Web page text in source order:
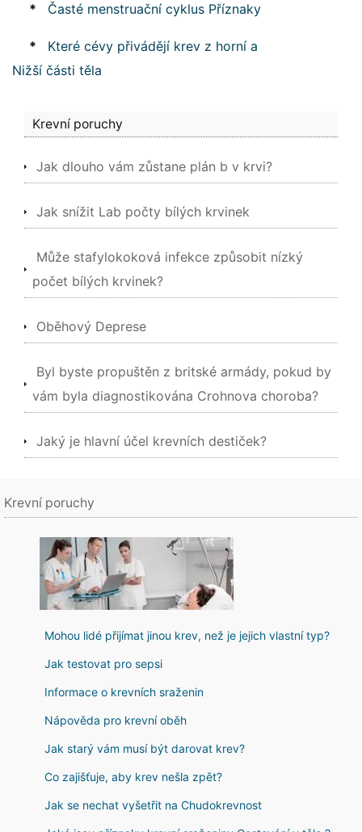
* Časté menstruační cyklus Příznaky
*
Které cévy přivádějí krev z horní a
Nižší části těla
Krevní poruchy
Jak dlouho vám zůstane plán b v krvi?
Jak snížit Lab počty bílých krvinek
Může stafylokoková infekce způsobit nízký
počet bílých krvinek?
Oběhový Deprese
Byl byste propuštěn z britské armády, pokud by
vám byla diagnostikována Crohnova choroba?
Jaký je hlavní účel krevních destiček?
Krevní poruchy
Mohou lidé přijímat jinou krev, než je jejich vlastní typ?
Jak testovat pro sepsi
Informace o krevních sraženin
Nápověda pro krevní oběh
Jak starý vám musí být darovat krev?
Co zajišťuje, aby krev nešla zpět?
Jak se nechat vyšetřit na Chudokrevnost